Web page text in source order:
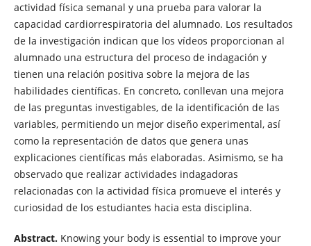
actividad física semanal y una prueba para valorar la
capacidad cardiorrespiratoria del alumnado. Los resultados
de la investigación indican que los vídeos proporcionan al
alumnado una estructura del proceso de indagación y
tienen una relación positiva sobre la mejora de las
habilidades científicas. En concreto, conllevan una mejora
de las preguntas investigables, de la identificación de las
variables, permitiendo un mejor diseño experimental, así
como la representación de datos que genera unas
explicaciones científicas más elaboradas. Asimismo, se ha
observado que realizar actividades indagadoras
relacionadas con la actividad física promueve el interés y
curiosidad de los estudiantes hacia esta disciplina.
Abstract. Knowing your body is essential to improve your